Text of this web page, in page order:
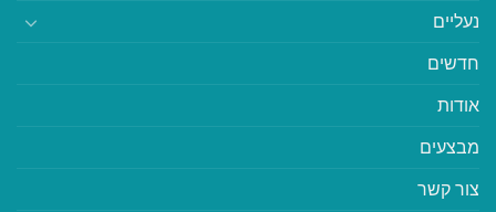
נעליים
חדשים
אודות
מבצעים
צור קשר